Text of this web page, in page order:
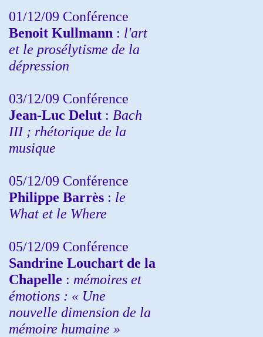
01/12/09 Conférence
Benoit Kullmann : l'art
et le prosélytisme de la
dépression
03/12/09 Conférence
Jean-Luc Delut : Bach
III ; rhétorique de la
musique
05/12/09 Conférence
Philippe Barrès : le
What et le Where
05/12/09 Conférence
Sandrine Louchart de la
Chapelle : mémoires et
émotions : « Une
nouvelle dimension de la
mémoire humaine »